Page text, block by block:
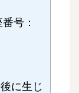
号：
に生じ